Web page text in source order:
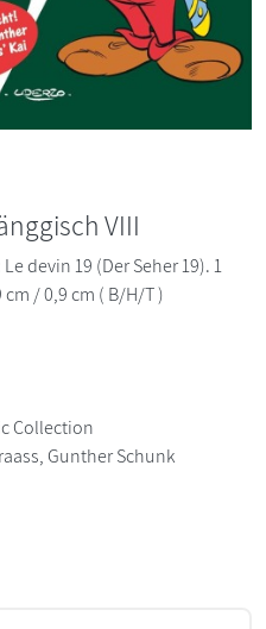
VIII
devin 19 (Der Seher 19). 1
/ 0,9 cm ( B/H/T )
Collection
Gunther Schunk